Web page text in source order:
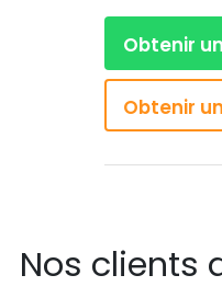
Obtenir
Obtenir
Nos clients